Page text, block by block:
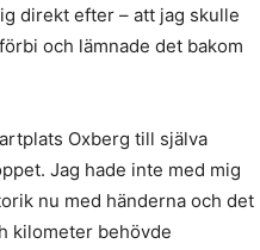
direkt efter – att jag skulle
och lämnade det bakom
Oxberg till själva
Jag hade inte med mig
nu med händerna och det
kilometer behövde